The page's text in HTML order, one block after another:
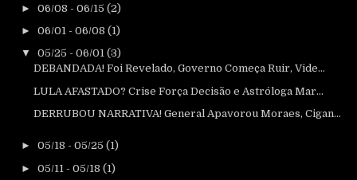
► 06/08 - 06/15 (2)
► 06/01 - 06/08 (1)
▼ 05/25 - 06/01 (3)
DEBANDADA! Foi Revelado, Governo Começa Ruir, Vide...
LULA AFASTADO? Crise Força Decisão e Astróloga Mar...
DERRUBOU NARRATIVA! General Apavorou Moraes, Cigan...
► 05/18 - 05/25 (1)
► 05/11 - 05/18 (1)